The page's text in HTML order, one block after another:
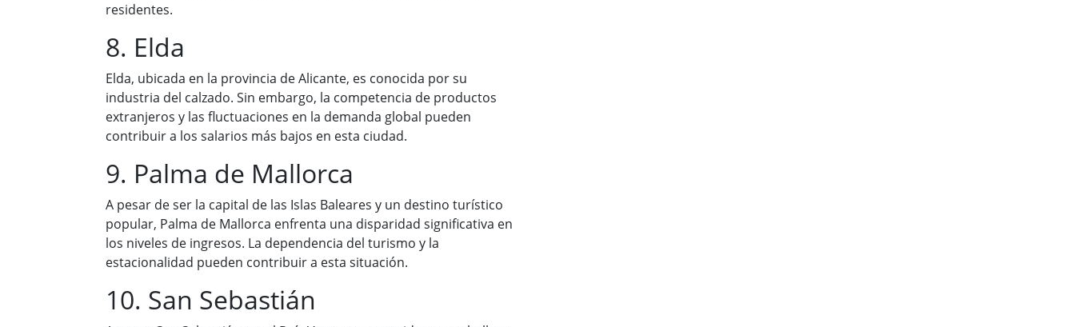
residentes.
8. Elda
Elda, ubicada en la provincia de Alicante, es conocida por su
industria del calzado. Sin embargo, la competencia de productos
extranjeros y las fluctuaciones en la demanda global pueden
contribuir a los salarios más bajos en esta ciudad.
9. Palma de Mallorca
A pesar de ser la capital de las Islas Baleares y un destino turístico
popular, Palma de Mallorca enfrenta una disparidad significativa en
los niveles de ingresos. La dependencia del turismo y la
estacionalidad pueden contribuir a esta situación.
10. San Sebastián